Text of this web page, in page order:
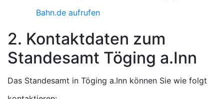
Bahn.de aufrufen
2. Kontaktdaten zum
Standesamt Töging a.Inn
Das Standesamt in Töging a.Inn können Sie wie folgt